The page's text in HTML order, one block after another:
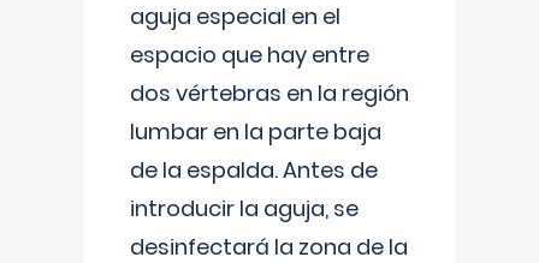
aguja especial en el
espacio que hay entre
dos vértebras en la región
lumbar en la parte baja
de la espalda. Antes de
introducir la aguja, se
desinfectará la zona de la